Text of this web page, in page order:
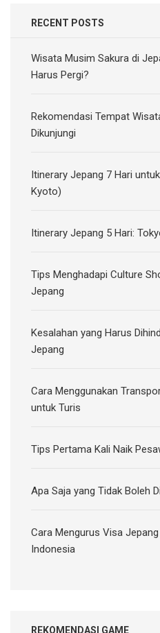
RECENT POSTS
Wisata Musim Sakura di
Harus Pergi?
Rekomendasi Tempat
Dikunjungi
Itinerary Jepang 7 Hari
Kyoto)
Itinerary Jepang 5 Hari:
Tips Menghadapi Culture
Jepang
Kesalahan yang Harus
Jepang
Cara Menggunakan
untuk Turis
Tips Pertama Kali Naik
Apa Saja yang Tidak Boleh
Cara Mengurus Visa
Indonesia
REKOMENDASI GAME